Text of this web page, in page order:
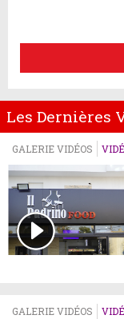
Les Dernières
GALERIE VIDÉOS
GALERIE VIDÉOS